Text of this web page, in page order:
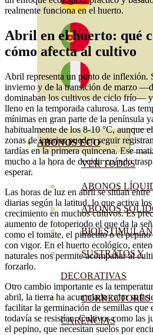
ABONOS ECO
VER TODOS
ABONOS
ABONOS
SUSTRATOS Y
DECORATIVAS
CORRECTORES
CARENCIAS
realmente funciona en el huerto.
Abril en el huerto: qué
cómo afecta al cultivo
Abril representa un punto de inflexión.
invierno y de la transición de marzo
dominaban los cultivos de ciclo frío— y
lleno en la temporada calurosa. Las
mínimas en gran parte de la península
habitualmente de los 8-10 °C, aunque
zonas de interior pueden seguir
tardías en la primera quincena. Ese
mucho a la hora de decidir cuándo
esperar.
Las horas de luz en abril se sitúan
diarias según la latitud, lo que activa
crecimiento en muchos cultivos. Es
aumento de fotoperiodo el que da la
como el tomate, el pimiento o el pepino
con vigor. En el huerto ecológico,
naturales nos permite acompañar al
forzarlo.
Otro cambio importante es la
abril, la tierra ha acumulado calor
facilitar la germinación de semillas que
todavía se resistían. Cultivos como las
el pepino, que necesitan suelos por